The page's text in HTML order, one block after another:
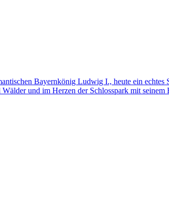
Bayernkönig Ludwig I., heute ein
und im Herzen der Schlosspark mit